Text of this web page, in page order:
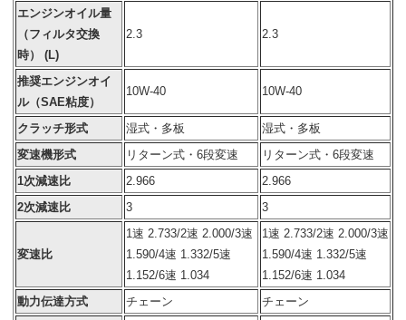
エンジンオイル量
（フィルタ交換
時） (L)
2.3 2.3
推奨エンジンオイ
ル（SAE粘度）
10W-40 10W-40
クラッチ形式 湿式・多板
湿式・多板
変速機形式
リターン式・6段変速
リターン式・6段変速
1次減速比
2.966
2.966
2次減速比
3 3
変速比
1速 2.733/2速 2.000/3速
1.590/4速 1.332/5速
1.152/6速 1.034
1速 2.733/2速 2.000/3速
1.590/4速 1.332/5速
1.152/6速 1.034
動力伝達方式
チェーン
チェーン